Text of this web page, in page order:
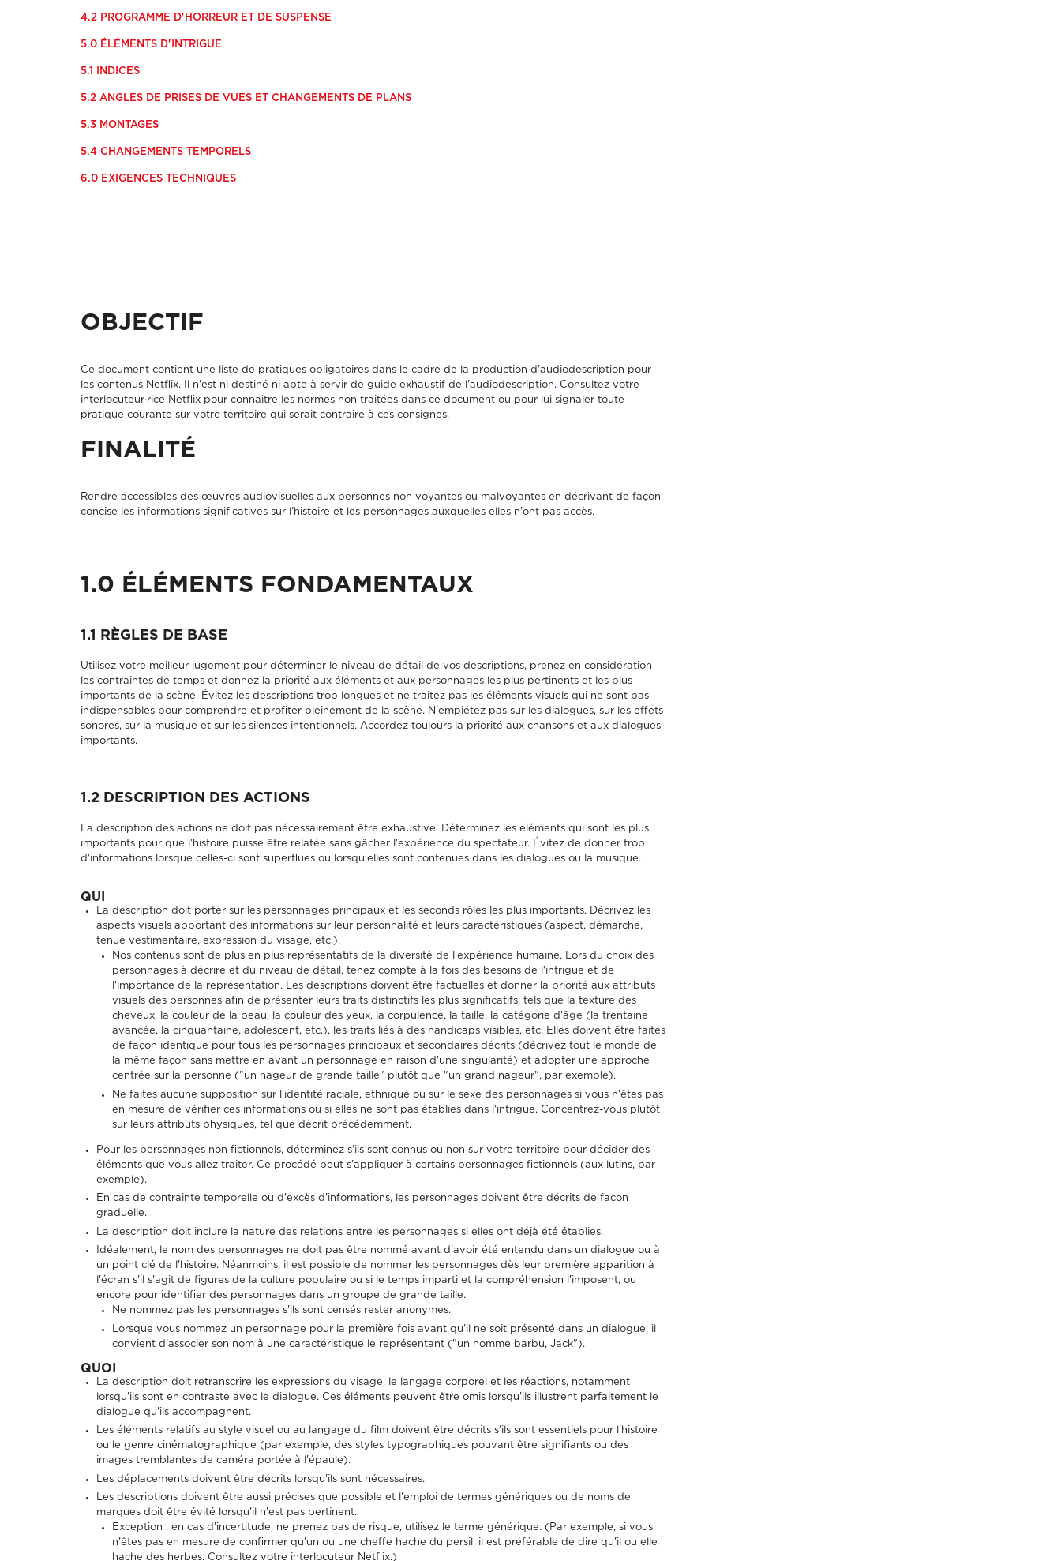
4.2 PROGRAMME D'HORREUR ET DE SUSPENSE
5.0 ÉLÉMENTS D'INTRIGUE
5.1 INDICES
5.2 ANGLES DE PRISES DE VUES ET CHANGEMENTS DE PLANS
5.3 MONTAGES
5.4 CHANGEMENTS TEMPORELS
6.0 EXIGENCES TECHNIQUES
OBJECTIF
Ce document contient une liste de pratiques obligatoires dans le cadre de la production d'audiodescription pour
les contenus Netflix. Il n'est ni destiné ni apte à servir de guide exhaustif de l'audiodescription. Consultez votre
interlocuteur·rice Netflix pour connaître les normes non traitées dans ce document ou pour lui signaler toute
pratique courante sur votre territoire qui serait contraire à ces consignes.
FINALITÉ
Rendre accessibles des œuvres audiovisuelles aux personnes non voyantes ou malvoyantes en décrivant de façon
concise les informations significatives sur l'histoire et les personnages auxquelles elles n'ont pas accès.
1.0 ÉLÉMENTS FONDAMENTAUX
1.1 RÈGLES DE BASE
Utilisez votre meilleur jugement pour déterminer le niveau de détail de vos descriptions, prenez en considération
les contraintes de temps et donnez la priorité aux éléments et aux personnages les plus pertinents et les plus
importants de la scène. Évitez les descriptions trop longues et ne traitez pas les éléments visuels qui ne sont pas
indispensables pour comprendre et profiter pleinement de la scène. N'empiétez pas sur les dialogues, sur les effets
sonores, sur la musique et sur les silences intentionnels. Accordez toujours la priorité aux chansons et aux dialogues
importants.
1.2 DESCRIPTION DES ACTIONS
La description des actions ne doit pas nécessairement être exhaustive. Déterminez les éléments qui sont les plus
importants pour que l'histoire puisse être relatée sans gâcher l'expérience du spectateur. Évitez de donner trop
d'informations lorsque celles-ci sont superflues ou lorsqu'elles sont contenues dans les dialogues ou la musique.
QUI
La description doit porter sur les personnages principaux et les seconds rôles les plus importants. Décrivez les
aspects visuels apportant des informations sur leur personnalité et leurs caractéristiques (aspect, démarche,
tenue vestimentaire, expression du visage, etc.).
Nos contenus sont de plus en plus représentatifs de la diversité de l'expérience humaine. Lors du choix des
personnages à décrire et du niveau de détail, tenez compte à la fois des besoins de l'intrigue et de
l'importance de la représentation. Les descriptions doivent être factuelles et donner la priorité aux attributs
visuels des personnes afin de présenter leurs traits distinctifs les plus significatifs, tels que la texture des
cheveux, la couleur de la peau, la couleur des yeux, la corpulence, la taille, la catégorie d'âge (la trentaine
avancée, la cinquantaine, adolescent, etc.), les traits liés à des handicaps visibles, etc. Elles doivent être faites
de façon identique pour tous les personnages principaux et secondaires décrits (décrivez tout le monde de
la même façon sans mettre en avant un personnage en raison d'une singularité) et adopter une approche
centrée sur la personne ("un nageur de grande taille" plutôt que "un grand nageur", par exemple).
Ne faites aucune supposition sur l'identité raciale, ethnique ou sur le sexe des personnages si vous n'êtes pas
en mesure de vérifier ces informations ou si elles ne sont pas établies dans l'intrigue. Concentrez-vous plutôt
sur leurs attributs physiques, tel que décrit précédemment.
Pour les personnages non fictionnels, déterminez s'ils sont connus ou non sur votre territoire pour décider des
éléments que vous allez traiter. Ce procédé peut s'appliquer à certains personnages fictionnels (aux lutins, par
exemple).
En cas de contrainte temporelle ou d'excès d'informations, les personnages doivent être décrits de façon
graduelle.
La description doit inclure la nature des relations entre les personnages si elles ont déjà été établies.
Idéalement, le nom des personnages ne doit pas être nommé avant d'avoir été entendu dans un dialogue ou à
un point clé de l'histoire. Néanmoins, il est possible de nommer les personnages dès leur première apparition à
l'écran s'il s'agit de figures de la culture populaire ou si le temps imparti et la compréhension l'imposent, ou
encore pour identifier des personnages dans un groupe de grande taille.
Ne nommez pas les personnages s'ils sont censés rester anonymes.
Lorsque vous nommez un personnage pour la première fois avant qu'il ne soit présenté dans un dialogue, il
convient d'associer son nom à une caractéristique le représentant ("un homme barbu, Jack").
QUOI
La description doit retranscrire les expressions du visage, le langage corporel et les réactions, notamment
lorsqu'ils sont en contraste avec le dialogue. Ces éléments peuvent être omis lorsqu'ils illustrent parfaitement le
dialogue qu'ils accompagnent.
Les éléments relatifs au style visuel ou au langage du film doivent être décrits s'ils sont essentiels pour l'histoire
ou le genre cinématographique (par exemple, des styles typographiques pouvant être signifiants ou des
images tremblantes de caméra portée à l'épaule).
Les déplacements doivent être décrits lorsqu'ils sont nécessaires.
Les descriptions doivent être aussi précises que possible et l'emploi de termes génériques ou de noms de
marques doit être évité lorsqu'il n'est pas pertinent.
Exception : en cas d'incertitude, ne prenez pas de risque, utilisez le terme générique. (Par exemple, si vous
n'êtes pas en mesure de confirmer qu'un ou une cheffe hache du persil, il est préférable de dire qu'il ou elle
hache des herbes. Consultez votre interlocuteur Netflix.)